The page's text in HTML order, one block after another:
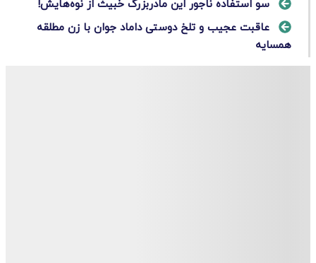
سو استفاده ناجور این مادربزرگ خبیث از نوه‌هایش!
عاقبت عجیب و تلخ دوستی داماد جوان با زن مطلقه
همسایه